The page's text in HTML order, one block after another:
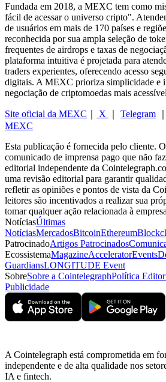
Fundada em 2018, a MEXC tem como
fácil de acessar o universo cripto".
de usuários em mais de 170 países e
reconhecida por sua ampla seleção de
frequentes de airdrops e taxas de
plataforma intuitiva é projetada para
traders experientes, oferecendo acesso
digitais. A MEXC prioriza simplicidade e
negociação de criptomoedas mais
Site oficial da MEXC X Telegram
MEXC
Esta publicação é fornecida pelo cliente.
comunicado de imprensa pago que não
editorial independente da
uma revisão editorial para garantir
refletir as opiniões e pontos de vista da
leitores são incentivados a realizar sua
tomar qualquer ação relacionada à
NotíciasÚltimas
NotíciasMercadosBitcoinEthereum
PatrocinadoArtigos Patrocinados
EcossistemaMagazineAcceleratorEvents
GuardiansLONGITUDE Event
SobreSobre a CointelegraphPolítica
Publicidade
A Cointelegraph está comprometida em
independente e de alta qualidade nos
IA e fintech.